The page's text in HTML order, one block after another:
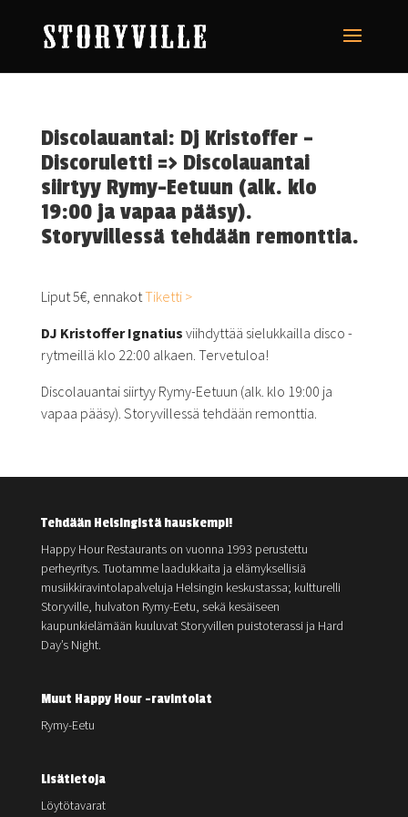
Discolauantai: Dj Kristoffer –
Discoruletti => Discolauantai
siirtyy Rymy-Eetuun (alk. klo
19:00 ja vapaa pääsy).
Storyvillessä tehdään remonttia.
Liput 5€, ennakotTiketti >
DJ Kristoffer Ignatius viihdyttää sielukkailla disco -
rytmeillä klo 22:00 alkaen. Tervetuloa!
Discolauantai siirtyy Rymy-Eetuun (alk. klo 19:00 ja
vapaa pääsy). Storyvillessä tehdään remonttia.
Tehdään Helsingistä hauskempi!
Happy Hour Restaurants on vuonna 1993 perustettu
perheyritys. Tuotamme laadukkaita ja elämyksellisiä
musiikkiravintolapalveluja Helsingin keskustassa; kultturelli
Storyville, hulvaton Rymy-Eetu, sekä kesäiseen
kaupunkielämään kuuluvat Storyvillen puistoterassi ja Hard
Day’s Night.
Muut Happy Hour -ravintolat
Rymy-Eetu
Lisätietoja
Löytötavarat